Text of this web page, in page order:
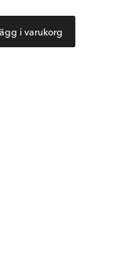
i varukorg